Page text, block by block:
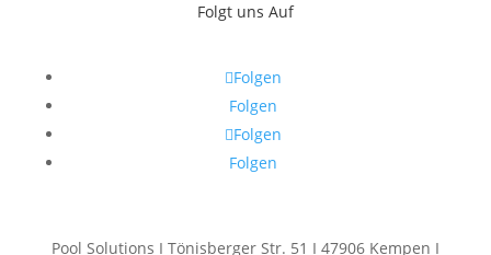
Folgt uns Auf
Folgen
Folgen
Folgen
Folgen
Pool Solutions I Tönisberger Str. 51 I 47906 Kempen I